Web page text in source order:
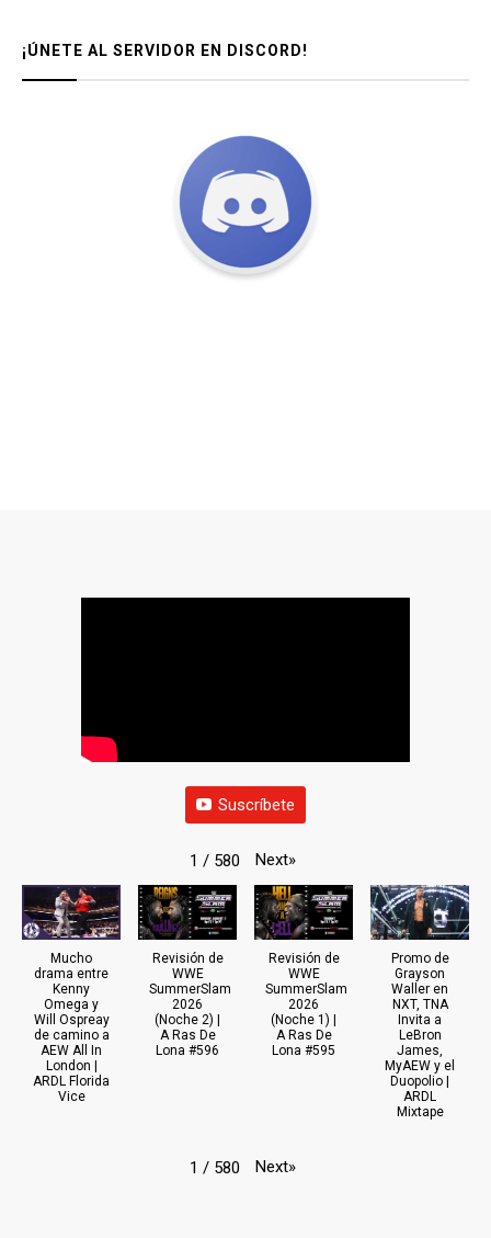
¡ÚNETE AL SERVIDOR EN DISCORD!
Suscríbete
1 / 580 Next»
Mucho
drama entre
Kenny
Omega y
Will Ospreay
de camino a
AEW All In
London |
ARDL Florida
Vice
Revisión de
WWE
SummerSlam
2026
(Noche 2) |
A Ras De
Lona #596
Revisión de
WWE
SummerSlam
2026
(Noche 1) |
A Ras De
Lona #595
Promo de
Grayson
Waller en
NXT, TNA
Invita a
LeBron
James,
MyAEW y el
Duopolio |
ARDL
Mixtape
1 / 580 Next»